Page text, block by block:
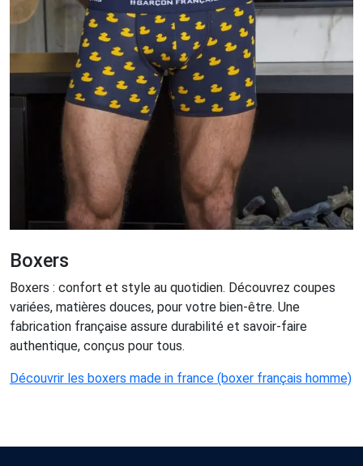
Boxers
Boxers : confort et style au quotidien. Découvrez coupes
variées, matières douces, pour votre bien-être. Une
fabrication française assure durabilité et savoir-faire
authentique, conçus pour tous.
Découvrir les boxers made in france (boxer français homme)